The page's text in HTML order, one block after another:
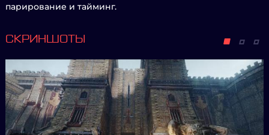
парирование и тайминг.
СКРИНШОТЫ